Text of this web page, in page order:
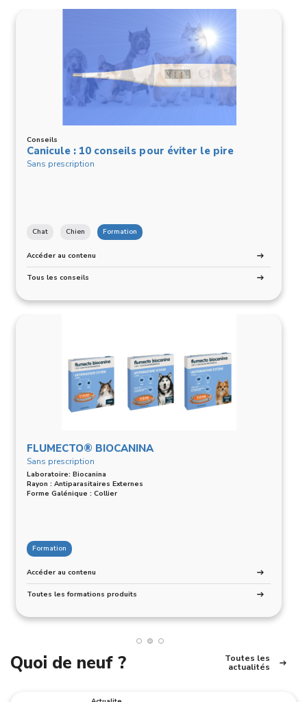
Conseils
Canicule : 10 conseils pour éviter le pire
Sans prescription
Chat Chien Formation
Accéder au contenu
Tous les conseils
FLUMECTO® BIOCANINA
Sans prescription
Laboratoire: Biocanina
Rayon : Antiparasitaires Externes
Forme Galénique : Collier
Formation
Accéder au contenu
Toutes les formations produits
Quoi de neuf ?
Toutes les
actualités